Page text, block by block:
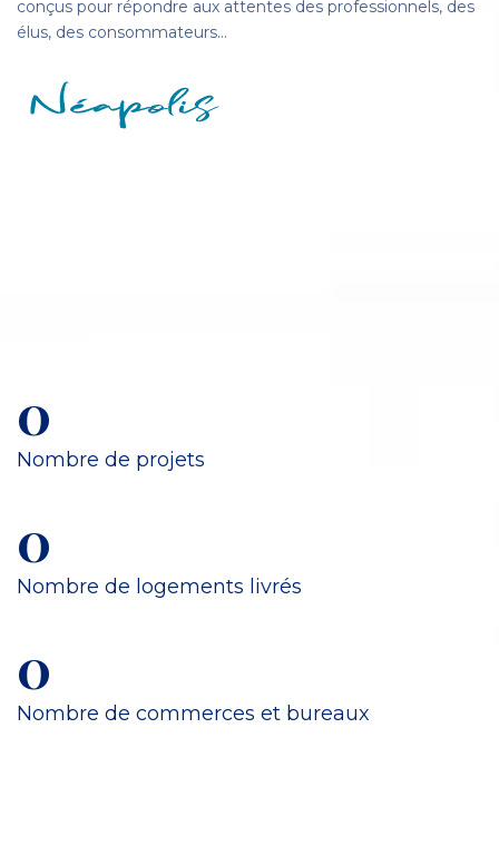
conçus pour répondre aux attentes des professionnels, des
élus, des consommateurs…
0
Nombre de projets
0
Nombre de logements livrés
0
Nombre de commerces et bureaux